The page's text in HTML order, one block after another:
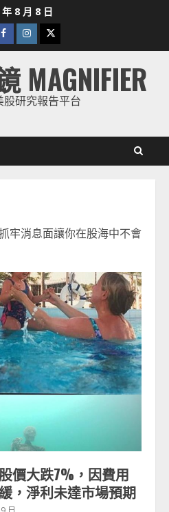
8 月 8 日
Facebook
Instagram
Twitter
MAGNIFIER
股研究報告平台
牢消息面讓你在股海中不會
價大跌7%，因費用
，淨利未達市場預期